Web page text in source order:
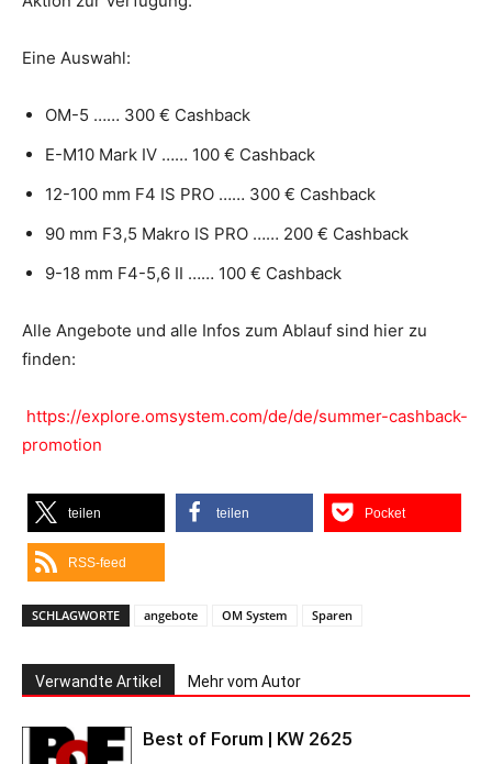
Eine Auswahl:
OM-5 …… 300 € Cashback
E-M10 Mark IV …… 100 € Cashback
12-100 mm F4 IS PRO …… 300 € Cashback
90 mm F3,5 Makro IS PRO …… 200 € Cashback
9-18 mm F4-5,6 II …… 100 € Cashback
Alle Angebote und alle Infos zum Ablauf sind hier zu
finden:
https://explore.omsystem.com/de/de/summer-cashback-
promotion
teilen teilen Pocket
RSS-feed
SCHLAGWORTE angebote OM System Sparen
Verwandte Artikel Mehr vom Autor
Best of Forum | KW 2625